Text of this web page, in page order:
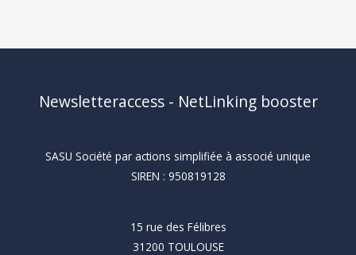
Newsletteraccess - NetLinking booster
SASU Société par actions simplifiée à associé unique
SIREN : 950819128
15 rue des Félibres
31200 TOULOUSE